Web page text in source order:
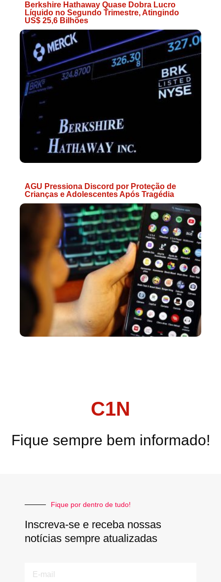
Berkshire Hathaway Quase Dobra Lucro
Líquido no Segundo Trimestre, Atingindo
US$ 25,6 Bilhões
AGU Pressiona Discord por Proteção de
Crianças e Adolescentes Após Tragédia
C1N
Fique sempre bem informado!
Fique por dentro de tudo!
Inscreva-se e receba nossas
notícias sempre atualizadas